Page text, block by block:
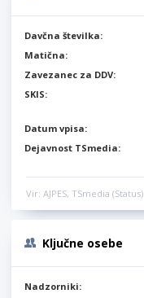
Davčna številka:
Matična:
Zavezanec za DDV:
SKIS:
Datum vpisa:
Dejavnost TSmedia:
Vir: AJPES, TSmedia (Status)
Ključne osebe
Nadzorniki: